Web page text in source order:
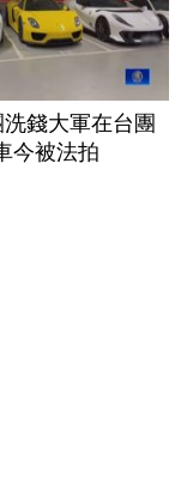
錢大軍在台團
今被法拍